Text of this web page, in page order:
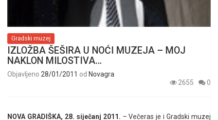
Gradski muzej
IZLOŽBA ŠEŠIRA U NOĆI MUZEJA – MOJ
NAKLON MILOSTIVA…
Objavljeno 28/01/2011 od Novagra
2655
0
NOVA GRADIŠKA, 28. siječanj 2011. – Večeras je i Gradski muzej